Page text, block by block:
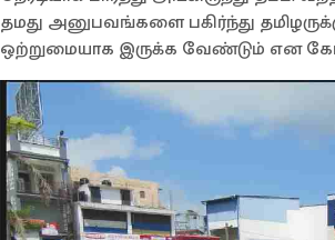
தமது அனுபவங்களை பகிர்ந்து
ஒற்றுமையாக இருக்க வேண்டும் என